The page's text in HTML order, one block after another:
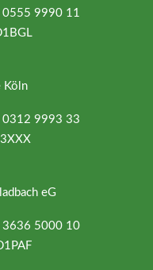
9990 11
Köln
9993 33
eG
3636 5000 10